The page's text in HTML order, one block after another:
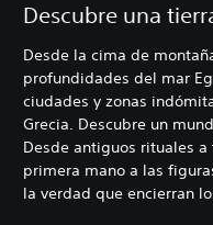
Descubre una
Desde la cima de
profundidades del mar
ciudades y zonas
Grecia. Descubre un
Desde antiguos rituales
primera mano a las
la verdad que encierran